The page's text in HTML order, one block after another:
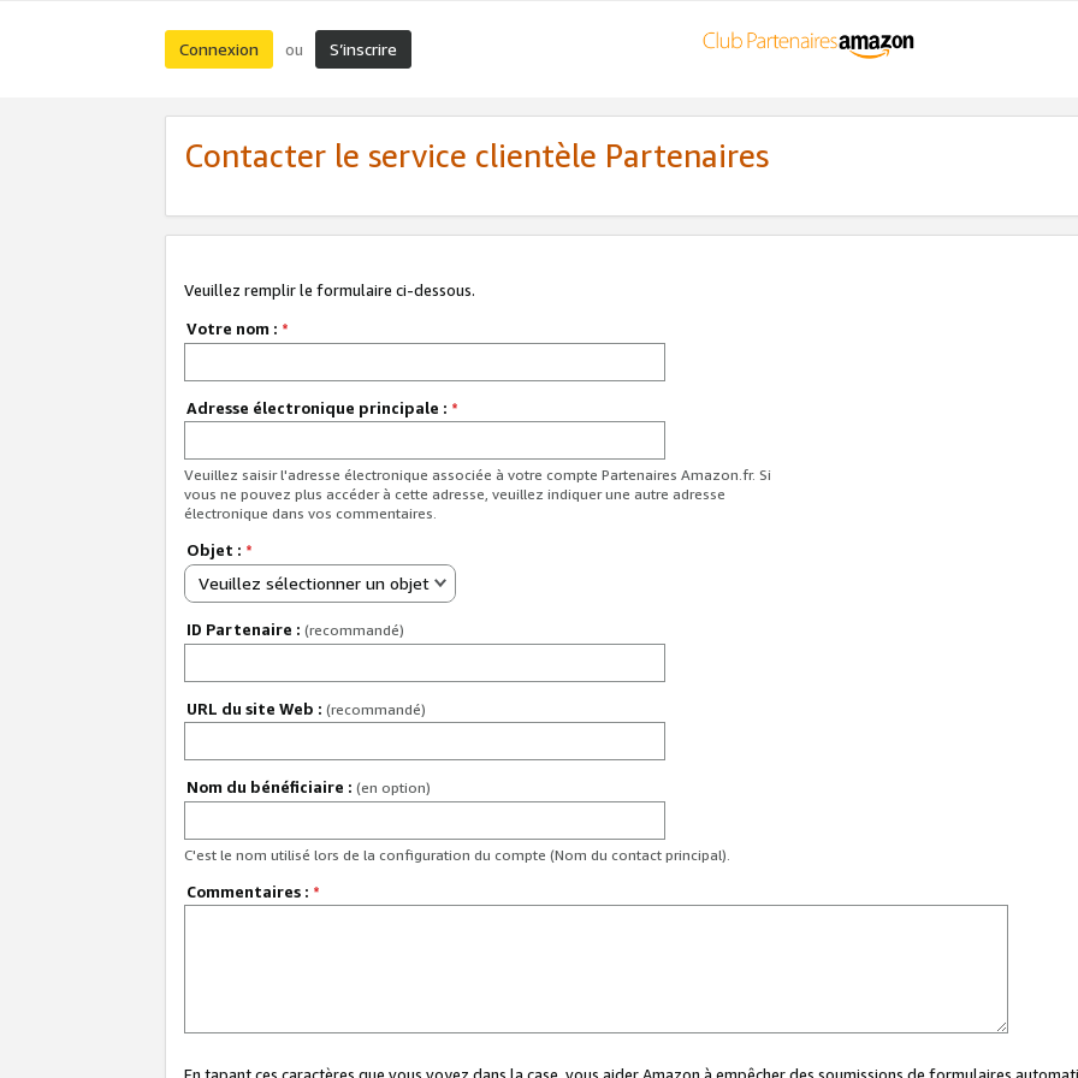
Connexion ou S’inscrire
Contacter le service clientèle Partenaires
Veuillez remplir le formulaire ci-dessous.
Votre nom : *
Adresse électronique principale : *
Veuillez saisir l'adresse électronique associée à votre compte Partenaires Amazon.fr. Si
vous ne pouvez plus accéder à cette adresse, veuillez indiquer une autre adresse
électronique dans vos commentaires.
Objet : *
Veuillez sélectionner un objet
ID Partenaire : (recommandé)
URL du site Web : (recommandé)
Nom du bénéficiaire : (en option)
C'est le nom utilisé lors de la configuration du compte (Nom du contact principal).
Commentaires : *